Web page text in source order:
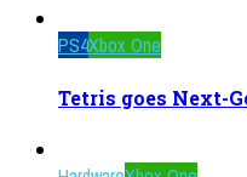
PS4Xbox One
Tetris goes Next-